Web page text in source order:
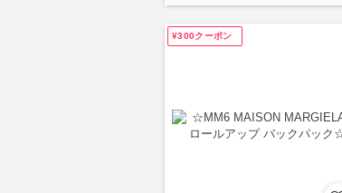
¥300クーポン